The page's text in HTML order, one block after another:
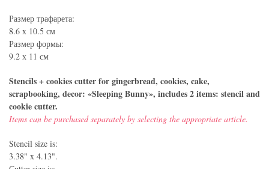
Размер трафарета:
8.6 x 10.5 см
Размер формы:
9.2 х 11 см
Stencils + cookies cutter for gingerbread, cookies, cake,
scrapbooking, decor: «Sleeping Bunny», includes 2 items: stencil and
cookie cutter.
Items can be purchased separately by selecting the appropriate article.
Stencil size is:
3.38" x 4.13".